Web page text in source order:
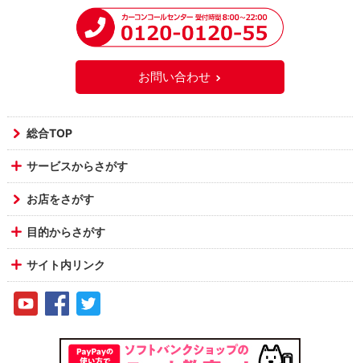
お問い合わせ
総合TOP
サービスからさがす
お店をさがす
目的からさがす
サイト内リンク